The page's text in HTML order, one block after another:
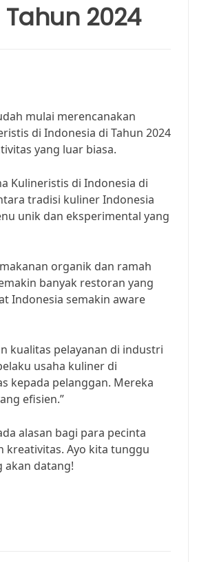
2024
mulai merencanakan
di Indonesia di Tahun 2024
yang luar biasa.
Kulineristis di Indonesia di
tradisi kuliner Indonesia
unik dan eksperimental yang
organik dan ramah
banyak restoran yang
Indonesia semakin aware
kualitas pelayanan di industri
usaha kuliner di
kepada pelanggan. Mereka
efisien.”
alasan bagi para pecinta
kreativitas. Ayo kita tunggu
akan datang!